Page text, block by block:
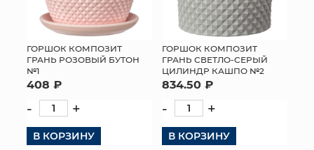
ГОРШОК КОМПОЗИТ
ГРАНЬ РОЗОВЫЙ БУТОН
№1
408 ₽
- +
В КОРЗИНУ
ГОРШОК КОМПОЗИТ
ГРАНЬ СВЕТЛО-СЕРЫЙ
ЦИЛИНДР КАШПО №2
834.50 ₽
- +
В КОРЗИНУ